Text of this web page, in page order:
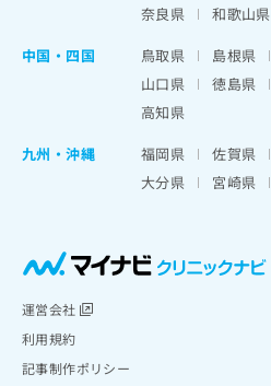
奈良県
和歌山県
中国・四国
鳥取県 島根県
山口県
徳島県
高知県
九州・沖縄
福岡県 佐賀県
大分県
宮崎県
運営会社
利用規約
記事制作ポリシー